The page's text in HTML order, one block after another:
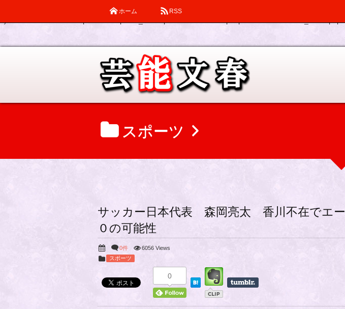
: Declaration of description_walker::start_el(&$output, $item, $depth, $args) should be
ホーム RSS
スポーツ
サッカー日本代表 森岡亮太 香川不在でエー
０の可能性
0件 6056 Views
スポーツ
0